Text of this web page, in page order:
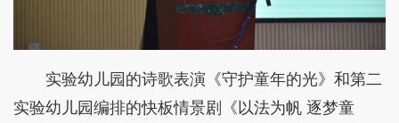
实验幼儿园的诗歌表演《守护童年的光》和第二
实验幼儿园编排的快板情景剧《以法为帆 逐梦童